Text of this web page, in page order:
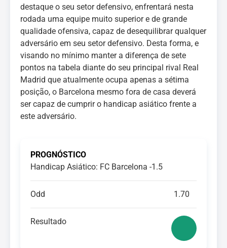
destaque o seu setor defensivo, enfrentará nesta
rodada uma equipe muito superior e de grande
qualidade ofensiva, capaz de desequilibrar qualquer
adversário em seu setor defensivo. Desta forma, e
visando no mínimo manter a diferença de sete
pontos na tabela diante do seu principal rival Real
Madrid que atualmente ocupa apenas a sétima
posição, o Barcelona mesmo fora de casa deverá
ser capaz de cumprir o handicap asiático frente a
este adversário.
PROGNÓSTICO
Handicap Asiático: FC Barcelona -1.5
Odd 1.70
Resultado